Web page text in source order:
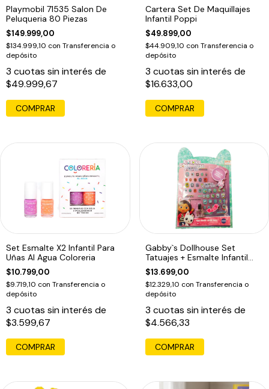
Playmobil 71535 Salon De
Peluqueria 80 Piezas
$149.999,00
$134.999,10 con Transferencia o
depósito
3 cuotas sin interés de
$49.999,67
COMPRAR
Cartera Set De Maquillajes
Infantil Poppi
$49.899,00
$44.909,10 con Transferencia o
depósito
3 cuotas sin interés de
$16.633,00
Set Esmalte X2 Infantil Para
Uñas Al Agua Coloreria
$10.799,00
$9.719,10 con Transferencia o
depósito
3 cuotas sin interés de
$3.599,67
COMPRAR
Gabby`s Dollhouse Set
Tatuajes + Esmalte Infantil
1747 Edu
$13.699,00
$12.329,10 con Transferencia o
depósito
3 cuotas sin interés de
$4.566,33